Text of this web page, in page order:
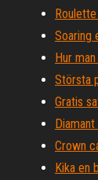
Soaring
Hur
Största
Gratis
Crown
Kika en